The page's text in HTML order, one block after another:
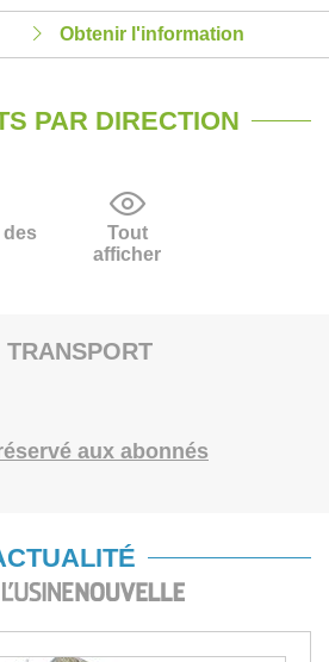
Obtenir l'information
PAR DIRECTION
Tout
afficher
aux abonnés